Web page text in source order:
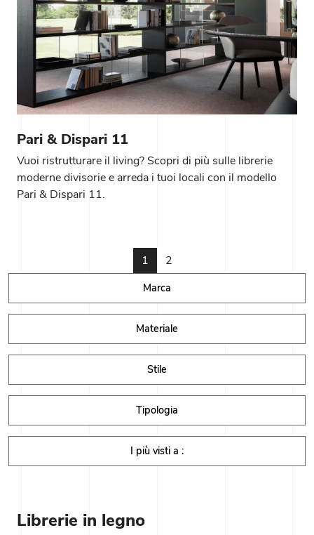
Pari & Dispari 11
Vuoi ristrutturare il living? Scopri di più sulle librerie
moderne divisorie e arreda i tuoi locali con il modello
Pari & Dispari 11.
1 2
Marca
Materiale
Stile
Tipologia
I più visti a :
Librerie in legno